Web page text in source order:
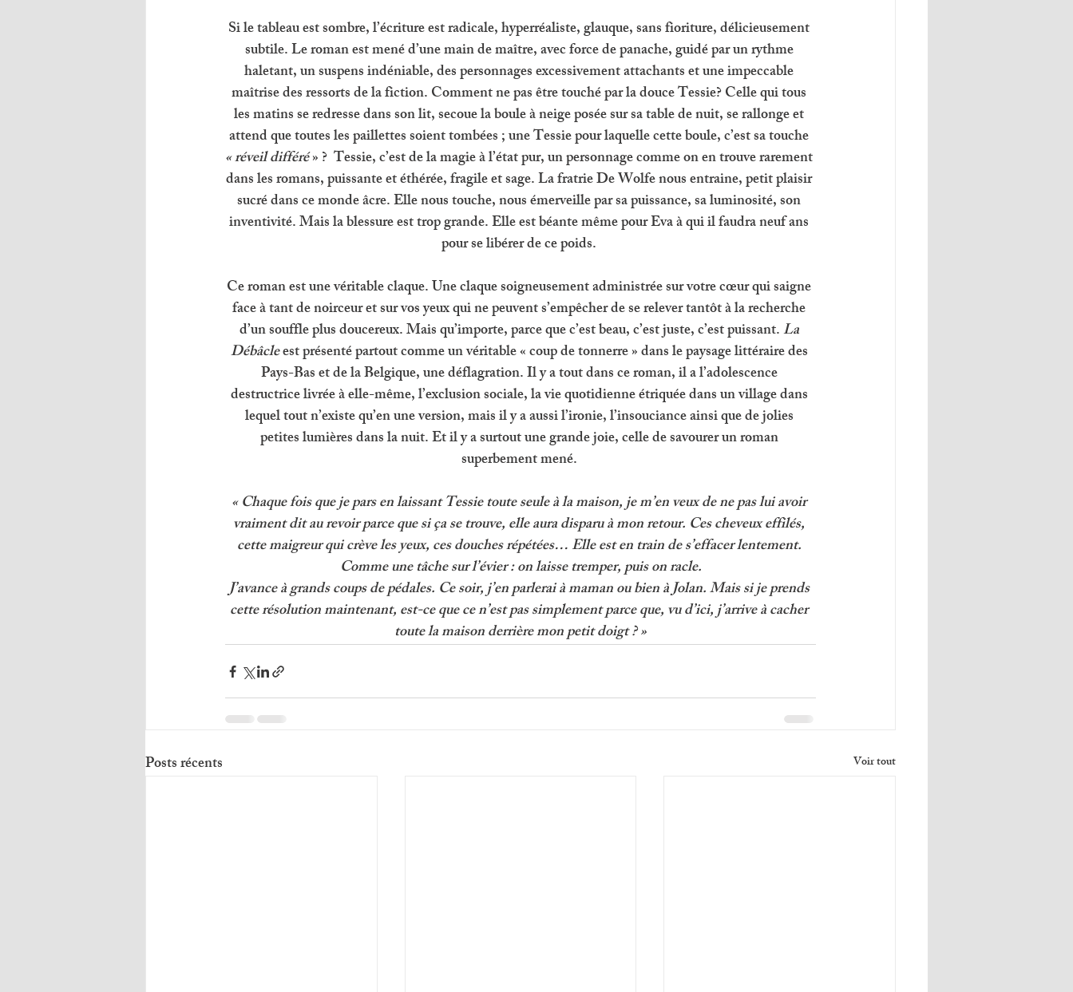
Si le tableau est sombre, l’écriture est radicale, hyperréaliste, glauque, sans fioriture, délicieusement
subtile. Le roman est mené d’une main de maître, avec force de panache, guidé par un rythme
haletant, un suspens indéniable, des personnages excessivement attachants et une impeccable
maîtrise des ressorts de la fiction. Comment ne pas être touché par la douce Tessie? Celle qui tous
les matins se redresse dans son lit, secoue la boule à neige posée sur sa table de nuit, se rallonge et
attend que toutes les paillettes soient tombées ; une Tessie pour laquelle cette boule, c’est sa touche
« réveil différé » ?  Tessie, c’est de la magie à l’état pur, un personnage comme on en trouve rarement
dans les romans, puissante et éthérée, fragile et sage. La fratrie De Wolfe nous entraine, petit plaisir
sucré dans ce monde âcre. Elle nous touche, nous émerveille par sa puissance, sa luminosité, son
inventivité. Mais la blessure est trop grande. Elle est béante même pour Eva à qui il faudra neuf ans
pour se libérer de ce poids.
Ce roman est une véritable claque. Une claque soigneusement administrée sur votre cœur qui saigne
face à tant de noirceur et sur vos yeux qui ne peuvent s’empêcher de se relever tantôt à la recherche
d’un souffle plus doucereux. Mais qu’importe, parce que c’est beau, c’est juste, c’est puissant. La
Débâcle est présenté partout comme un véritable « coup de tonnerre » dans le paysage littéraire des
Pays-Bas et de la Belgique, une déflagration. Il y a tout dans ce roman, il a l’adolescence
destructrice livrée à elle-même, l’exclusion sociale, la vie quotidienne étriquée dans un village dans
lequel tout n’existe qu’en une version, mais il y a aussi l’ironie, l’insouciance ainsi que de jolies
petites lumières dans la nuit. Et il y a surtout une grande joie, celle de savourer un roman
superbement mené.
« Chaque fois que je pars en laissant Tessie toute seule à la maison, je m’en veux de ne pas lui avoir
vraiment dit au revoir parce que si ça se trouve, elle aura disparu à mon retour. Ces cheveux effilés,
cette maigreur qui crève les yeux, ces douches répétées… Elle est en train de s’effacer lentement.
Comme une tâche sur l’évier : on laisse tremper, puis on racle.
J’avance à grands coups de pédales. Ce soir, j’en parlerai à maman ou bien à Jolan. Mais si je prends
cette résolution maintenant, est-ce que ce n’est pas simplement parce que, vu d’ici, j’arrive à cacher
toute la maison derrière mon petit doigt ? »
Posts récents Voir tout